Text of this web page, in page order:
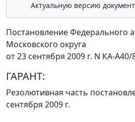
Актуальную версию
Постановление Федерального
Московского округа
от 23 сентября 2009 г. N КА-А40/
ГАРАНТ:
Резолютивная часть
сентября 2009 г.